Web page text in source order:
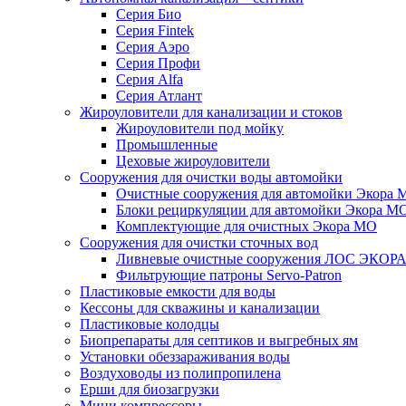
Серия Био
Серия Fintek
Серия Аэро
Серия Профи
Серия Alfa
Серия Атлант
Жироуловители для канализации и стоков
Жироуловители под мойку
Промышленные
Цеховые жироуловители
Сооружения для очистки воды автомойки
Очистные сооружения для автомойки Экора
Блоки рециркуляции для автомойки Экора
Комплектующие для очистных Экора МО
Сооружения для очистки сточных вод
Ливневые очистные сооружения ЛОС ЭКОРА
Фильтрующие патроны Servo-Patron
Пластиковые емкости для воды
Кессоны для скважины и канализации
Пластиковые колодцы
Биопрепараты для септиков и выгребных ям
Установки обеззараживания воды
Воздуховоды из полипропилена
Ерши для биозагрузки